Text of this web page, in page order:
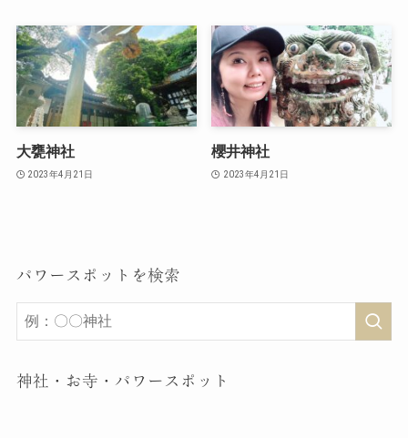
大甕神社
2023年4月21日
櫻井神社
2023年4月21日
パワースポットを検索
神社・お寺・パワースポット